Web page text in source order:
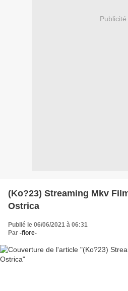
Publicité
(Ko?23) Streaming Mkv
Ostrica
Publié le 06/06/2021 à 06:31
Par -flore-